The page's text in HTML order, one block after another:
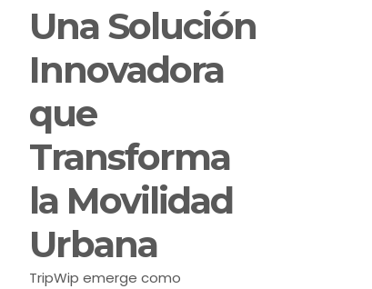
Una Solución
Innovadora
que
Transforma
la Movilidad
Urbana
TripWip emerge como